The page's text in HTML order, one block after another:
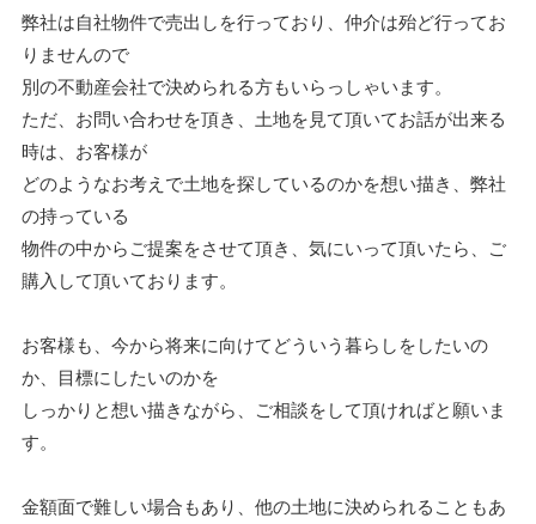
弊社は自社物件で売出しを行っており、仲介は殆ど行ってお
りませんので
別の不動産会社で決められる方もいらっしゃいます。
ただ、お問い合わせを頂き、土地を見て頂いてお話が出来る
時は、お客様が
どのようなお考えで土地を探しているのかを想い描き、弊社
の持っている
物件の中からご提案をさせて頂き、気にいって頂いたら、ご
購入して頂いております。
お客様も、今から将来に向けてどういう暮らしをしたいの
か、目標にしたいのかを
しっかりと想い描きながら、ご相談をして頂ければと願いま
す。
金額面で難しい場合もあり、他の土地に決められることもあ